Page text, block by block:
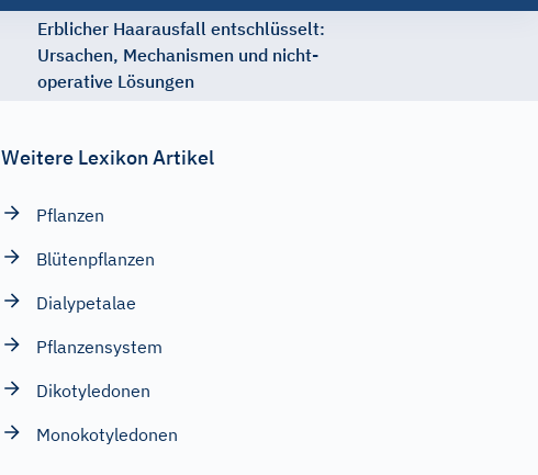
Erblicher Haarausfall entschlüsselt:
Ursachen, Mechanismen und nicht-
operative Lösungen
Weitere Lexikon Artikel
Pflanzen
Blütenpflanzen
Dialypetalae
Pflanzensystem
Dikotyledonen
Monokotyledonen